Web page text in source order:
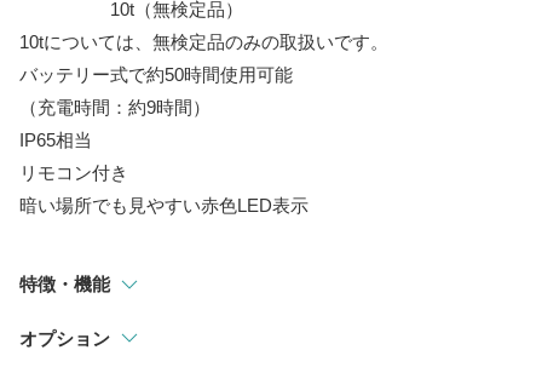
10t（無検定品）
10tについては、無検定品のみの取扱いです。
バッテリー式で約50時間使用可能
（充電時間：約9時間）
IP65相当
リモコン付き
暗い場所でも見やすい赤色LED表示
特徴・機能
オプション